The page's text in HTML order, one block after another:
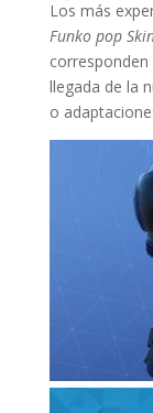
Los más
Funko pop
llegada de la
o